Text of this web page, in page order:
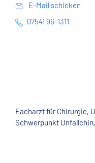
E-Mail schicken
07541 96-1311
Facharzt für Chirurgie,
Schwerpunkt